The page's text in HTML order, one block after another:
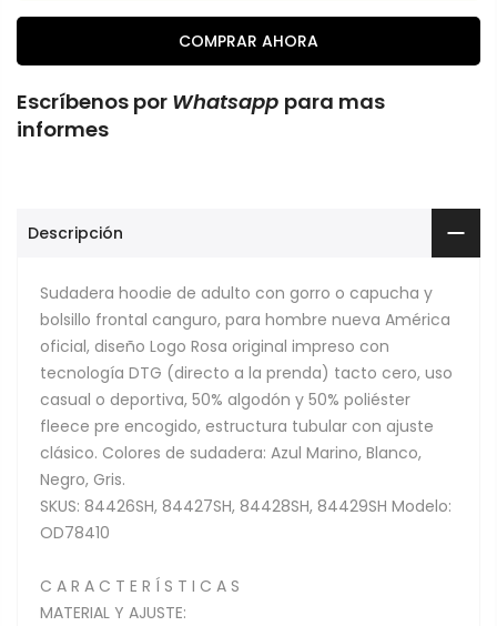
COMPRAR AHORA
Escríbenos por Whatsapp para mas
informes
Descripción
Sudadera hoodie de adulto con gorro o capucha y
bolsillo frontal canguro, para hombre nueva América
oficial, diseño Logo Rosa original impreso con
tecnología DTG (directo a la prenda) tacto cero, uso
casual o deportiva, 50% algodón y 50% poliéster
fleece pre encogido, estructura tubular con ajuste
clásico. Colores de sudadera: Azul Marino, Blanco,
Negro, Gris.
SKUS: 84426SH, 84427SH, 84428SH, 84429SH Modelo:
OD78410
C A R A C T E R Í S T I C A S
MATERIAL Y AJUSTE: